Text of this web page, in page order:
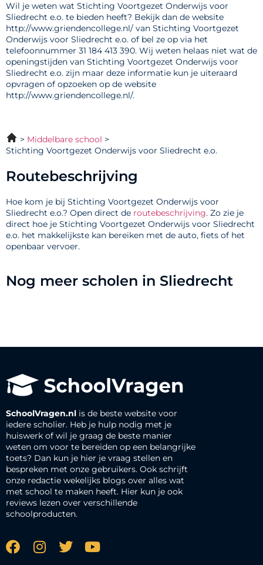
Wil je weten wat Stichting Voortgezet Onderwijs voor
Sliedrecht e.o. te bieden heeft? Bekijk dan de website
http://www.griendencollege.nl/ van Stichting Voortgezet
Onderwijs voor Sliedrecht e.o. of bel ze op via het
telefoonnummer 31 184 413 390. Wij weten helaas niet wat de
openingstijden van Stichting Voortgezet Onderwijs voor
Sliedrecht e.o. zijn maar deze informatie kun je uiteraard
opvragen of opzoeken op de website
http://www.griendencollege.nl/.
Middelbare school
Stichting Voortgezet Onderwijs voor Sliedrecht e.o.
Routebeschrijving
Hoe kom je bij Stichting Voortgezet Onderwijs voor
Sliedrecht e.o.? Open direct de routebeschrijving. Zo zie je
direct hoe je Stichting Voortgezet Onderwijs voor Sliedrecht
e.o. het makkelijkste kan bereiken met de auto, fiets of het
openbaar vervoer.
Nog meer scholen in Sliedrecht
SchoolVragen.nl is de beste website voor
iedere scholier. Heb je hulp nodig met je
huiswerk of wil je graag de beste manier
weten om voor te bereiden op een belangrijke
toets? Dan kun je hier je vraag stellen en
bespreken met onze gebruikers. Ook schrijft
onze redactie wekelijks blogs over alles wat
met school te maken heeft. Hier kun je ook
reviews lezen over verschillende
schoolproducten.